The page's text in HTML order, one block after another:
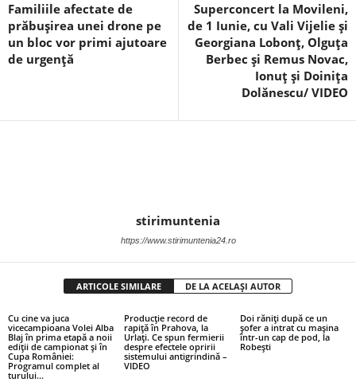
Familiile afectate de
prăbușirea unei drone pe
un bloc vor primi ajutoare
de urgență
Superconcert la Movileni,
de 1 Iunie, cu Vali Vijelie și
Georgiana Lobonț, Olguța
Berbec și Remus Novac,
Ionuț și Doinița
Dolănescu/ VIDEO
stirimuntenia
https://www.stirimuntenia24.ro
ARTICOLE SIMILARE DE LA ACELAȘI AUTOR
Cu cine va juca
vicecampioana Volei Alba
Blaj în prima etapă a noii
ediții de campionat și în
Cupa României:
Programul complet al
turului...
Producție record de
rapiță în Prahova, la
Urlați. Ce spun fermierii
despre efectele opririi
sistemului antigrindină –
VIDEO
Doi răniți după ce un
șofer a intrat cu mașina
într-un cap de pod, la
Robești